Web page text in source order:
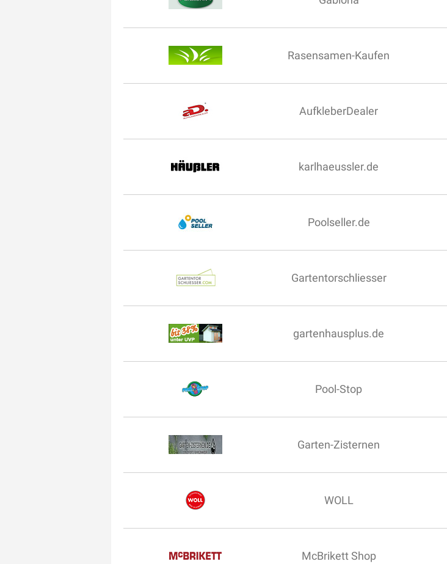
Rasensamen-Kaufen
AufkleberDealer
karlhaeussler.de
Poolseller.de
Gartentorschliesser
gartenhausplus.de
Pool-Stop
Garten-Zisternen
WOLL
McBrikett Shop